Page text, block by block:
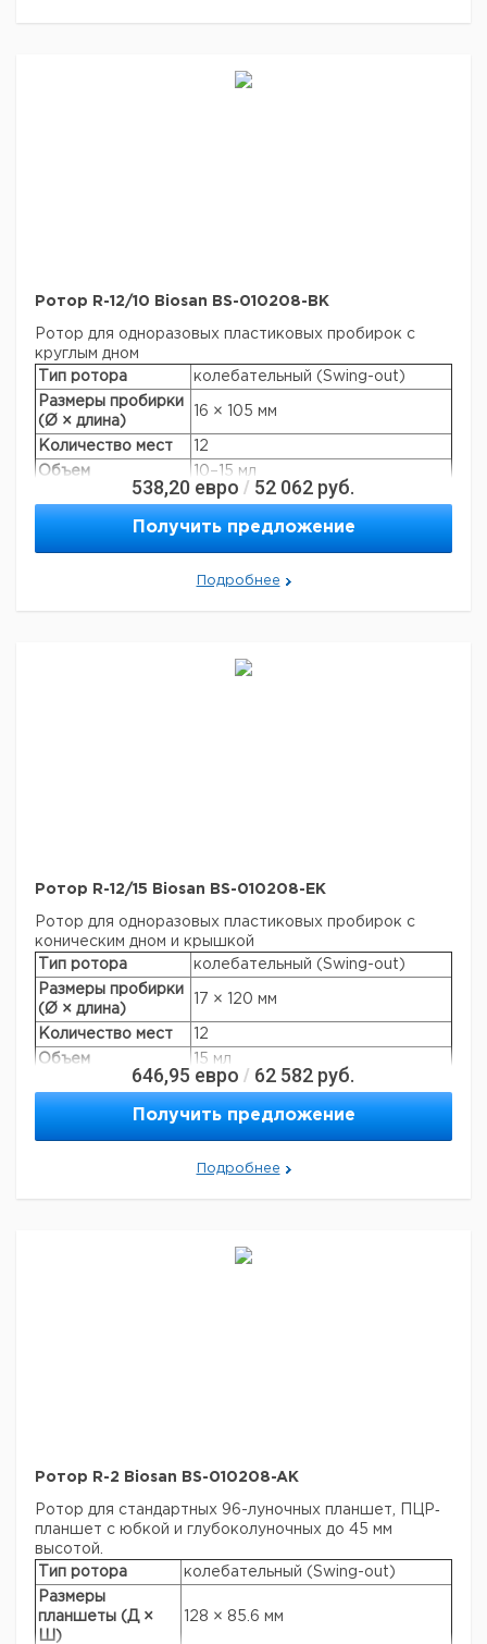
Ротор R-12/10 Biosan BS-010208-BK
Ротор для одноразовых пластиковых пробирок с
круглым дном
Тип ротора
колебательный (Swing-out)
Размеры пробирки
(Ø × длина)
16 × 105 мм
Количество мест
12
Объем
10–15 мл
Макс. скорость
4200 об/мин
Макс. RCF: LMC-
1610 × g
3160 × g
Производители
Nunc, Greiner, Sarstedt, Corning,
538,20 евро / 52 062 руб.
Получить предложение
Подробнее
Ротор R-12/15 Biosan BS-010208-EK
Ротор для одноразовых пластиковых пробирок с
коническим дном и крышкой
Тип ротора
колебательный (Swing-out)
Размеры пробирки
(Ø × длина)
17 × 120 мм
Количество мест
12
Объем
15 мл
Макс. скорость
4200 об/мин
Макс. RCF: LMC-
1610 × g
3160 × g
Производители
Nunc, Greiner, Sarstedt, Corning,
646,95 евро / 62 582 руб.
Получить предложение
Подробнее
Ротор R-2 Biosan BS-010208-AK
Ротор для стандартных 96-луночных планшет, ПЦР‐
планшет с юбкой и глубоколуночных до 45 мм
высотой.
Тип ротора
колебательный (Swing-out)
Размеры
планшеты (Д ×
Ш)
128 × 85.6 мм